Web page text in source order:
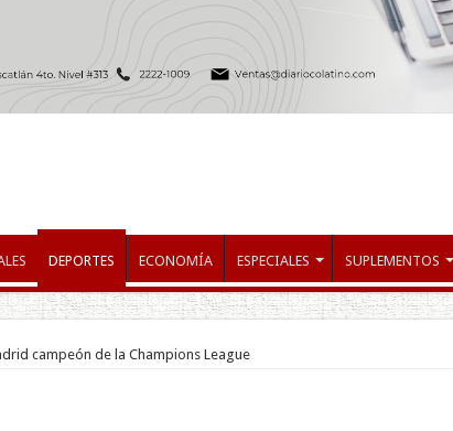
DEPORTES ECONOMÍA ESPECIALES SUPLEMENTOS
campeón de la Champions League